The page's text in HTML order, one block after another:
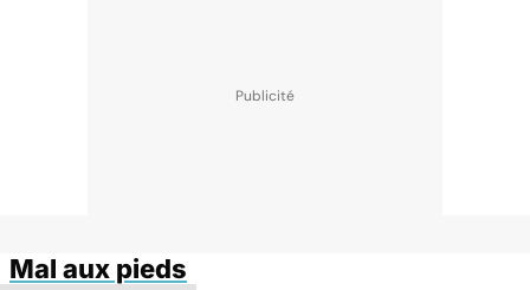
Mal aux pieds